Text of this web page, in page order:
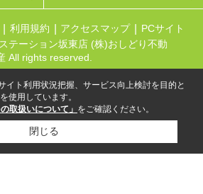
利用規約 アクセスマップ
PCサイト
テーション坂東店 (株)おしどり不動
All rights reserved.
イト利用状況把握、サービス向上検討を目的と
使用しています。
取扱いについて」 をご確認ください。
閉じる